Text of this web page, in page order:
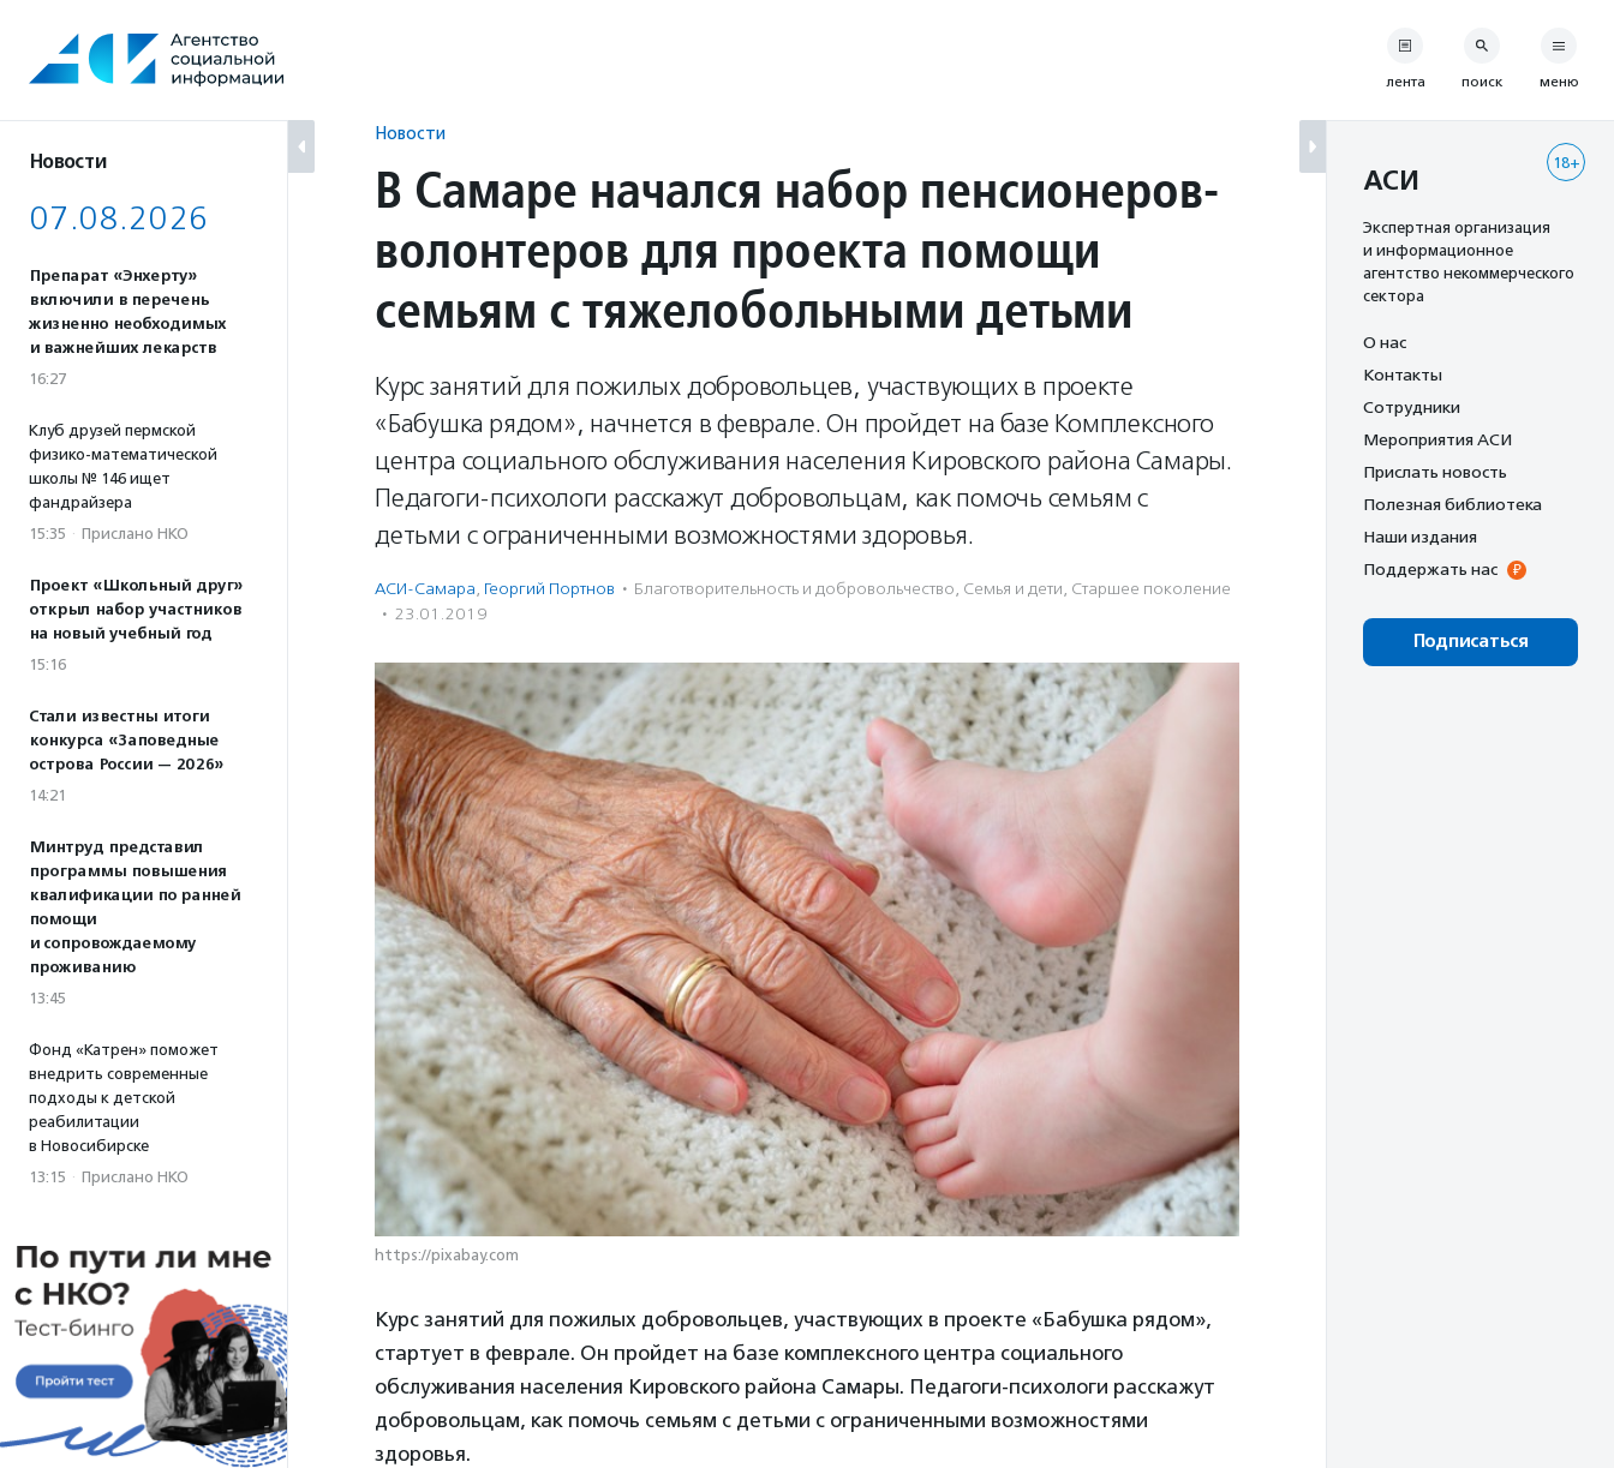
содержанию
Новости
07.08.2026
Препарат «Энхерту»
включили в перечень
жизненно необходимых
и важнейших лекарств
16:27
Клуб друзей пермской
физико-математической
школы № 146 ищет
фандрайзера
15:35 · Прислано НКО
Проект «Школьный друг»
открыл набор участников
на новый учебный год
15:16
Стали известны итоги
конкурса «Заповедные
острова России — 2026»
14:21
Минтруд представил
программы повышения
квалификации по ранней
помощи
и сопровождаемому
проживанию
13:45
Фонд «Катрен» поможет
внедрить современные
подходы к детской
реабилитации
в Новосибирске
13:15 · Прислано НКО
Новости
В Самаре начался набор пенсионеров-
волонтеров для проекта помощи
семьям с тяжелобольными детьми
Курс занятий для пожилых добровольцев, участвующих в проекте
«Бабушка рядом», начнется в феврале. Он пройдет на базе Комплексного
центра социального обслуживания населения Кировского района Самары.
Педагоги-психологи расскажут добровольцам, как помочь семьям с
детьми с ограниченными возможностями здоровья.
АСИ-Самара, Георгий Портнов · Благотвори­тель­ность и доброволь­чест­во, Семья и дети, Старшее поколение
· 23.01.2019
https://pixabay.com
Курс занятий для пожилых добровольцев, участвующих в проекте «Бабушка рядом»,
стартует в феврале. Он пройдет на базе комплексного центра социального
обслуживания населения Кировского района Самары. Педагоги-психологи расскажут
добровольцам, как помочь семьям с детьми с ограниченными возможностями
здоровья.
лента поиск меню
18+
АСИ
Экспертная организация
и информационное
агентство некоммерческого
сектора
О нас
Контакты
Сотрудники
Мероприятия АСИ
Прислать новость
Полезная библиотека
Наши издания
Поддержать нас
Подписаться